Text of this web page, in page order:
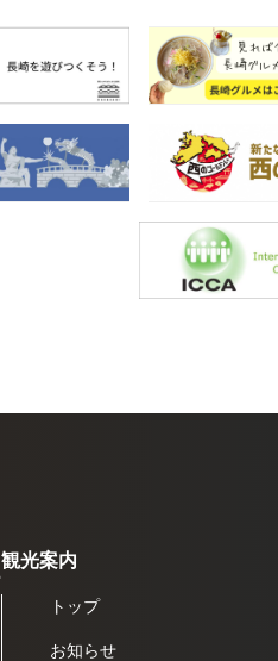
観光案内
トップ
お知らせ